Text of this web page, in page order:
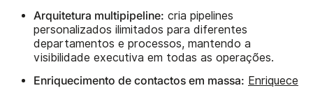
Arquitetura multipipeline: cria pipelines
personalizados ilimitados para diferentes
departamentos e processos, mantendo a
visibilidade executiva em todas as operações.
Enriquecimento de contactos em massa: Enriquece